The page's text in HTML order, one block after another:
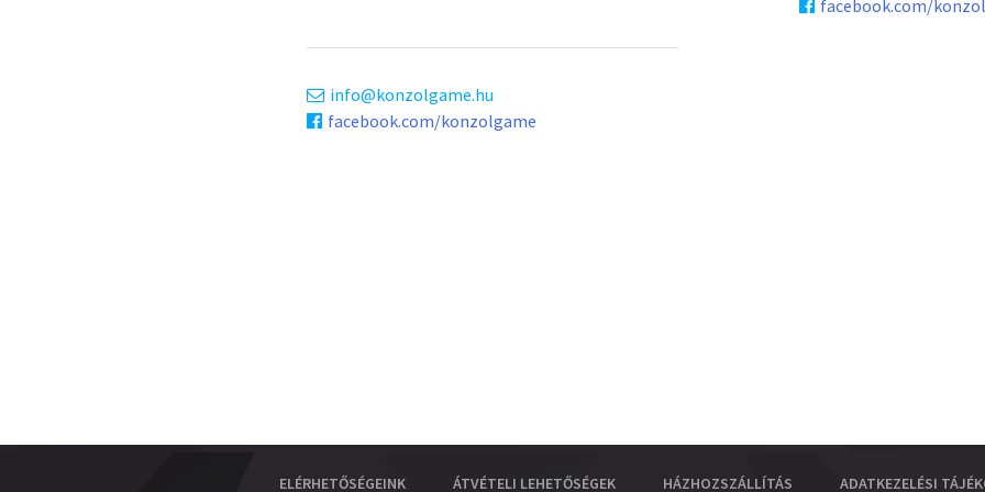
info
konzolgame.hu
facebook.com/konzolgame
facebook.com/
ELÉRHETŐSÉGEINK ÁTVÉTELI LEHETŐSÉGEK HÁZHOZSZÁLLÍTÁS ADATKEZELÉSI